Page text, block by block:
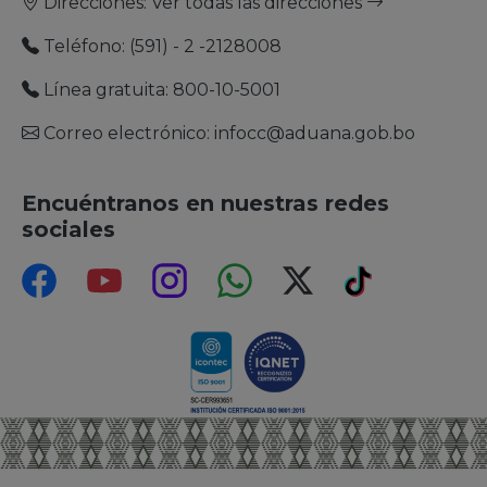
construye una gestión aduanera más
realizó una visita técnica a Puerto
Suárez
La lucha contra el contrabando es una
de las tareas más importantes que
enfrenta la Aduana Nacional.
El proceso de renovación institucional
de la Aduana Nacional también
contempla una reestructuración
Teléfono: (591) - 2 -2128008
Línea gratuita: 800-10-5001
Correo electrónico: infocc@aduana.gob.bo
Encuéntranos en nuestras redes
sociales